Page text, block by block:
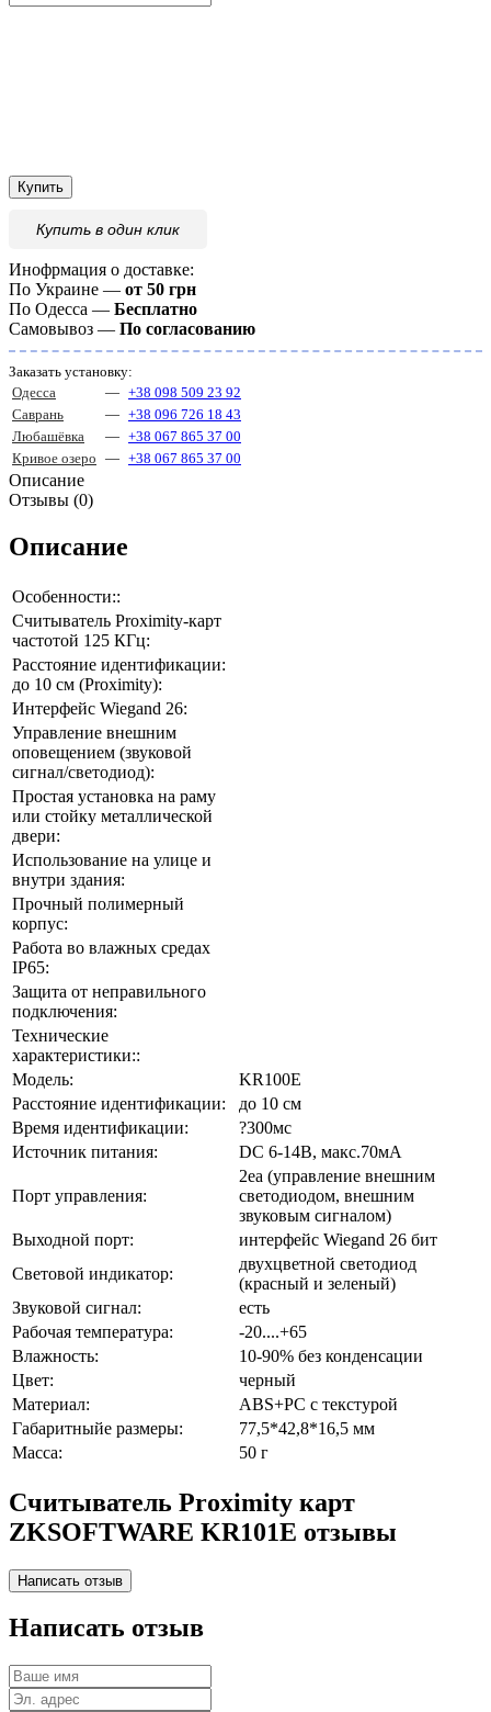
Купить
Купить в один клик
Инофрмация о доставке:
По Украине — от 50 грн
По Одесса — Бесплатно
Самовывоз — По согласованию
Заказать установку:
Одесса
— +38 098 509 23 92
Саврань
— +38 096 726 18 43
Любашёвка
— +38 067 865 37 00
Кривое озеро — +38 067 865 37 00
Описание
Отзывы (0)
Описание
Особенности::
Считыватель Proximity-карт
частотой 125 КГц:
Расстояние идентификации:
до 10 см (Proximity):
Интерфейс Wiegand 26:
Управление внешним
оповещением (звуковой
сигнал/светодиод):
Простая установка на раму
или стойку металлической
двери:
Использование на улице и
внутри здания:
Прочный полимерный
корпус:
Работа во влажных средах
IP65:
Защита от неправильного
подключения:
Технические
характеристики::
Модель:
KR100E
Расстояние идентификации:
до 10 см
Время идентификации:
?300мс
Источник питания:
DC 6-14В, макс.70мА
Порт управления:
2ea (управление внешним
светодиодом, внешним
звуковым сигналом)
Выходной порт:
интерфейс Wiegand 26 бит
Световой индикатор:
двухцветной светодиод
(красный и зеленый)
Звуковой сигнал:
есть
Рабочая температура:
-20....+65
Влажность:
10-90% без конденсации
Цвет:
черный
Материал:
ABS+PC с текстурой
Габаритныйе размеры:
77,5*42,8*16,5 мм
Масса:
50 г
Считыватель Proximity карт
ZKSOFTWARE KR101E отзывы
Написать отзыв